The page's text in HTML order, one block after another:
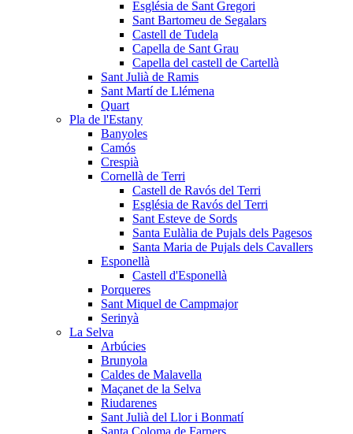
Església de Sant Gregori
Sant Bartomeu de Segalars
Castell de Tudela
Capella de Sant Grau
Capella del castell de Cartellà
Sant Julià de Ramis
Sant Martí de Llémena
Quart
Pla de l'Estany
Banyoles
Camós
Crespià
Cornellà de Terri
Castell de Ravós del Terri
Església de Ravós del Terri
Sant Esteve de Sords
Santa Eulàlia de Pujals dels Pagesos
Santa Maria de Pujals dels Cavallers
Esponellà
Castell d'Esponellà
Porqueres
Sant Miquel de Campmajor
Serinyà
La Selva
Arbúcies
Brunyola
Caldes de Malavella
Maçanet de la Selva
Riudarenes
Sant Julià del Llor i Bonmatí
Santa Coloma de Farners